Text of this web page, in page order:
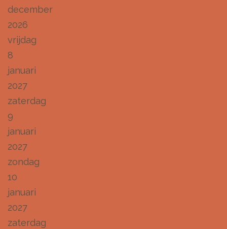
december
2026
vrijdag
8
januari
2027
zaterdag
9
januari
2027
zondag
10
januari
2027
zaterdag